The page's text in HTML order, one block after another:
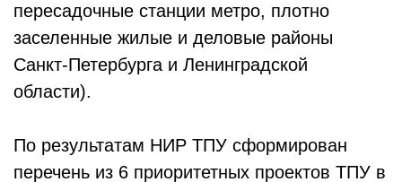
пересадочные станции метро, плотно
заселенные жилые и деловые районы
Санкт-Петербурга и Ленинградской
области).
По результатам НИР ТПУ сформирован
перечень из 6 приоритетных проектов ТПУ в